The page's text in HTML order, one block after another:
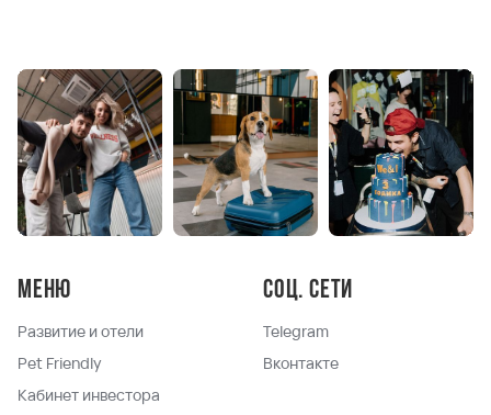
Меню
Развитие и отели
Pet Friendly
Кабинет инвестора
Соц. сети
Telegram
Вконтакте